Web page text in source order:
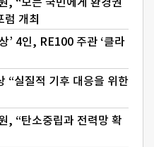
개최
’ 4인, RE100 주관 ‘클라
“실질적 기후 대응을 위한
, “탄소중립과 전력망 확